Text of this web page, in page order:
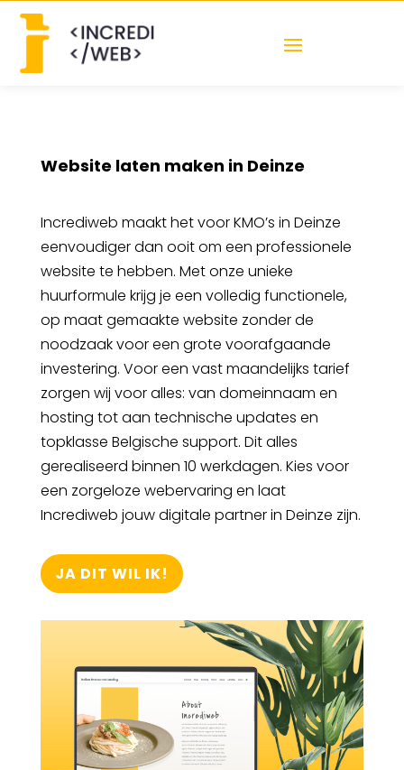
Website laten maken in Deinze
Incrediweb maakt het voor KMO’s in Deinze
eenvoudiger dan ooit om een professionele
website te hebben. Met onze unieke
huurformule krijg je een volledig functionele,
op maat gemaakte website zonder de
noodzaak voor een grote voorafgaande
investering. Voor een vast maandelijks tarief
zorgen wij voor alles: van domeinnaam en
hosting tot aan technische updates en
topklasse Belgische support. Dit alles
gerealiseerd binnen 10 werkdagen. Kies voor
een zorgeloze webervaring en laat
Incrediweb jouw digitale partner in Deinze zijn.
JA DIT WIL IK!